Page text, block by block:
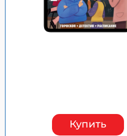
Купить
"Классный журнал" в